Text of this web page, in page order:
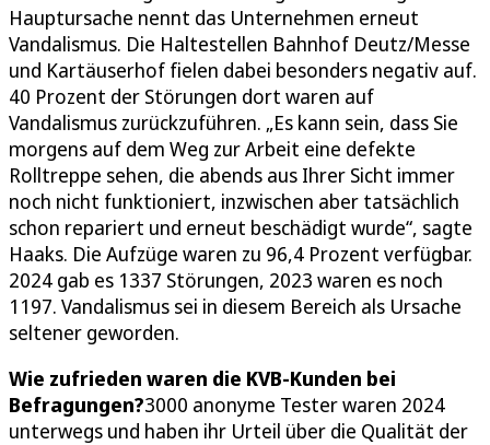
Hauptursache nennt das Unternehmen erneut
Vandalismus. Die Haltestellen Bahnhof Deutz/Messe
und Kartäuserhof fielen dabei besonders negativ auf.
40 Prozent der Störungen dort waren auf
Vandalismus zurückzuführen. „Es kann sein, dass Sie
morgens auf dem Weg zur Arbeit eine defekte
Rolltreppe sehen, die abends aus Ihrer Sicht immer
noch nicht funktioniert, inzwischen aber tatsächlich
schon repariert und erneut beschädigt wurde“, sagte
Haaks. Die Aufzüge waren zu 96,4 Prozent verfügbar.
2024 gab es 1337 Störungen, 2023 waren es noch
1197. Vandalismus sei in diesem Bereich als Ursache
seltener geworden.
Wie zufrieden waren die KVB-Kunden bei
Befragungen?3000 anonyme Tester waren 2024
unterwegs und haben ihr Urteil über die Qualität der